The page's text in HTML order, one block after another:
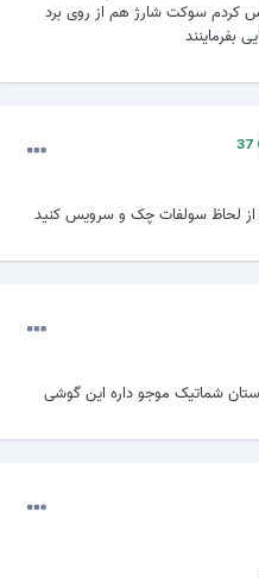
کردم سوکت شارژ هم از روی برد
لحاظ سولفات چک و سرویس کنید
شماتیک موجو داره این گوشی